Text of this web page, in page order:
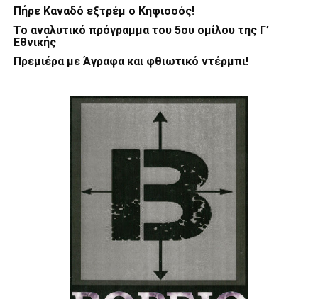
Πήρε Καναδό εξτρέμ ο Κηφισσός!
Το αναλυτικό πρόγραμμα του 5ου ομίλου της Γ’
Εθνικής
Πρεμιέρα με Άγραφα και φθιωτικό ντέρμπι!